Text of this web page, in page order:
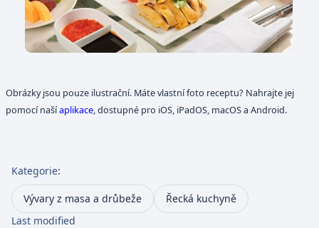
Obrázky jsou pouze ilustrační. Máte vlastní foto receptu? Nahrajte jej
pomocí našíaplikace, dostupné pro iOS, iPadOS, macOS a Android.
Kategorie:
Vývary z masa a drůbeže
Řecká kuchyně
Last modified